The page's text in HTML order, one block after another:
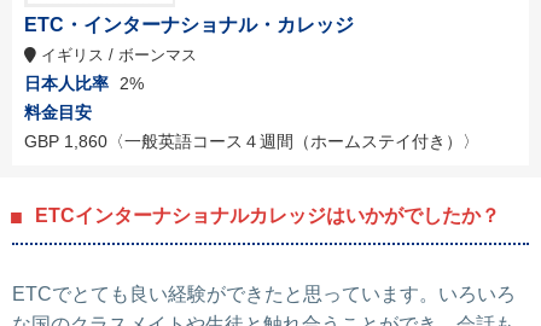
ETC・インターナショナル・カレッジ
イギリス / ボーンマス
日本人比率
2%
料金目安
GBP 1,860 〈一般英語コース４週間（ホームステイ付き）〉
ETCインターナショナルカレッジはいかがでしたか？
ETCでとても良い経験ができたと思っています。いろいろ